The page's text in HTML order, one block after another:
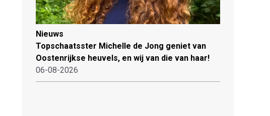
Nieuws
Topschaatsster Michelle de Jong geniet van
Oostenrijkse heuvels, en wij van die van haar!
06-08-2026